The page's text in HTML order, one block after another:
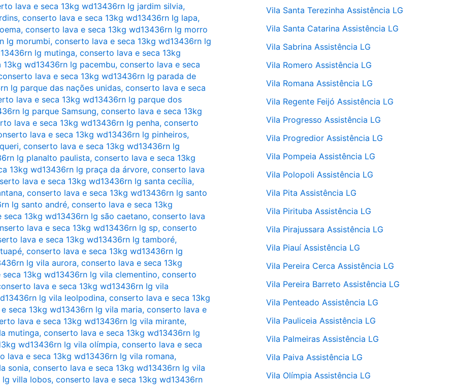
lava e seca 13kg wd13436rn lg jardim silvia,
, conserto lava e seca 13kg wd13436rn lg lapa,
, conserto lava e seca 13kg wd13436rn lg morro
lg morumbi, conserto lava e seca 13kg wd13436rn lg
lg mutinga, conserto lava e seca 13kg
wd13436rn lg pacembu, conserto lava e seca
lava e seca 13kg wd13436rn lg parada de
lg parque das nações unidas, conserto lava e seca
lava e seca 13kg wd13436rn lg parque dos
lg parque Samsung, conserto lava e seca 13kg
lava e seca 13kg wd13436rn lg penha, conserto
lava e seca 13kg wd13436rn lg pinheiros,
, conserto lava e seca 13kg wd13436rn lg
lg planalto paulista, conserto lava e seca 13kg
13kg wd13436rn lg praça da árvore, conserto lava
lava e seca 13kg wd13436rn lg santa cecília,
, conserto lava e seca 13kg wd13436rn lg santo
lg santo andré, conserto lava e seca 13kg
13kg wd13436rn lg são caetano, conserto lava
lava e seca 13kg wd13436rn lg sp, conserto
lava e seca 13kg wd13436rn lg tamboré,
, conserto lava e seca 13kg wd13436rn lg
lg vila aurora, conserto lava e seca 13kg
13kg wd13436rn lg vila clementino, conserto
lava e seca 13kg wd13436rn lg vila
lg vila leolpodina, conserto lava e seca 13kg
seca 13kg wd13436rn lg vila maria, conserto lava e
lava e seca 13kg wd13436rn lg vila mirante,
mutinga, conserto lava e seca 13kg wd13436rn lg
wd13436rn lg vila olímpia, conserto lava e seca
lava e seca 13kg wd13436rn lg vila romana,
sonia, conserto lava e seca 13kg wd13436rn lg vila
lg villa lobos, conserto lava e seca 13kg wd13436rn
Vila Santa Terezinha Assistência LG
Vila Santa Catarina Assistência LG
Vila Sabrina Assistência LG
Vila Romero Assistência LG
Vila Romana Assistência LG
Vila Regente Feijó Assistência LG
Vila Progresso Assistência LG
Vila Progredior Assistência LG
Vila Pompeia Assistência LG
Vila Polopoli Assistência LG
Vila Pita Assistência LG
Vila Pirituba Assistência LG
Vila Pirajussara Assistência LG
Vila Piauí Assistência LG
Vila Pereira Cerca Assistência LG
Vila Pereira Barreto Assistência LG
Vila Penteado Assistência LG
Vila Pauliceia Assistência LG
Vila Palmeiras Assistência LG
Vila Paiva Assistência LG
Vila Olímpia Assistência LG